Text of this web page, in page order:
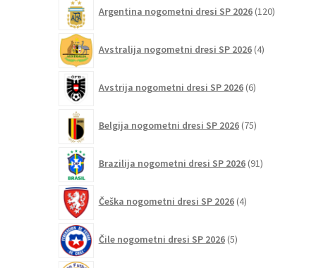
Argentina nogometni dresi SP 2026 120izdelkov
Avstralija nogometni dresi SP 2026 4izdelki
Avstrija nogometni dresi SP 2026 6izdelkov
Belgija nogometni dresi SP 2026 75izdelkov
Brazilija nogometni dresi SP 2026 91izdelkov
Češka nogometni dresi SP 2026 4izdelki
Čile nogometni dresi SP 2026 5izdelkov